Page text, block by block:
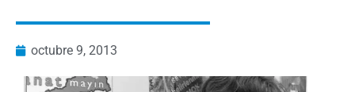
octubre 9, 2013